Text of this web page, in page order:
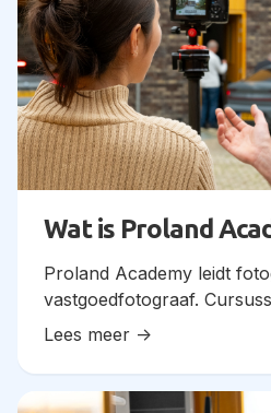
Wat is Proland
Proland Academy leidt
vastgoedfotograaf.
digitaal lesmateriaal. Bekijk
Lees meer ->